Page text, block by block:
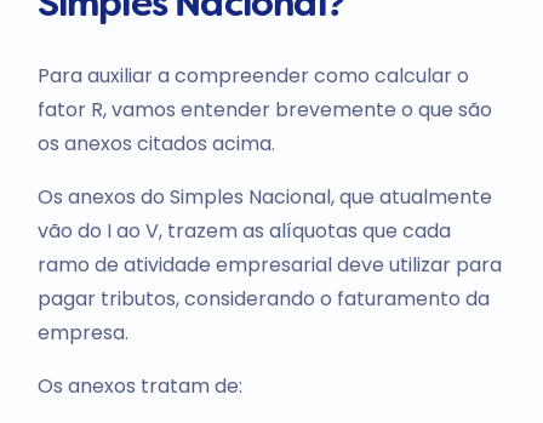
Para auxiliar a compreender como calcular o
fator R, vamos entender brevemente o que são
os anexos citados acima.
Os anexos do Simples Nacional, que atualmente
vão do I ao V, trazem as alíquotas que cada
ramo de atividade empresarial deve utilizar para
pagar tributos, considerando o faturamento da
empresa.
Os anexos tratam de: